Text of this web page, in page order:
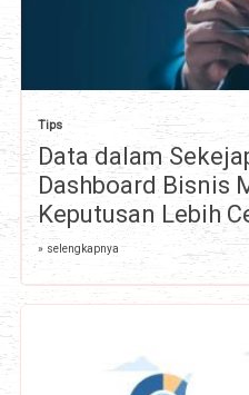
Tips
Data dalam
Dashboard Bisnis
Keputusan Lebih
» selengkapnya